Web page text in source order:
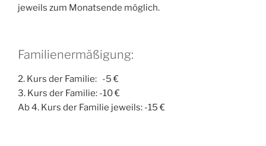
jeweils zum Monatsende möglich.
Familienermäßigung:
2. Kurs der Familie: -5 €
3. Kurs der Familie: -10 €
Ab 4. Kurs der Familie jeweils: -15 €